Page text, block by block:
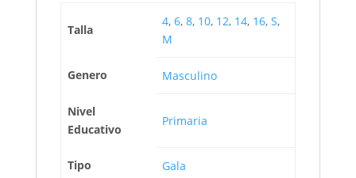
Talla
4, 6, 8, 10, 12, 14, 16, S,
M
Genero Masculino
Nivel
Educativo
Primaria
Tipo Gala